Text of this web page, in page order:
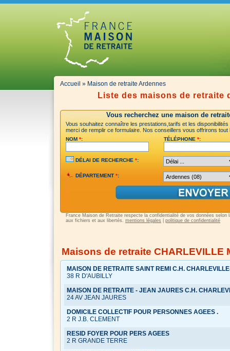
Accueil » Maison de retraite Ardennes
Liste des maisons de retraite
Vous recherchez une maison de
Vous souhaitez connaître les prestations,tarifs et les
merci de remplir ce formulaire. Nos conseillers vous offrirons
NOM *: TÉLÉPHONE *:
DÉLAI DE RECHERCHE *:
DÉPARTEMENT *:
France Maison de Retraite respecte la confidentialité de vos données selon
aux fichiers et aux libertés. mentions légales politique de confidentialité
Maisons de retraite CHARLEVILLE
MAISON DE RETRAITE SAINT REMI C.H.
38 R D'AUBILLY
MAISON DE RETRAITE - JEAN JAURES C.H.
24 AV JEAN JAURES
DOMICILE COLLECTIF POUR PERSONNES AGEES .
2 R J.B. CLEMENT
RESID FOYER POUR PERS AGEES
2 R GRANDE TERRE